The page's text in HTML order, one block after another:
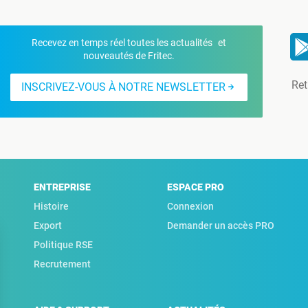
Recevez en temps réel toutes les actualités et
nouveautés de Fritec.
INSCRIVEZ-VOUS À NOTRE NEWSLETTER
ENTREPRISE
Histoire
Export
Politique RSE
Recrutement
ESPACE PRO
Connexion
Demander un accès PRO